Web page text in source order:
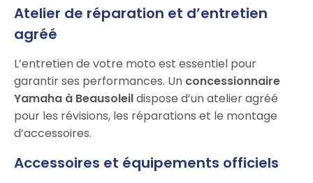
Atelier de réparation et d’entretien
agréé
L’entretien de votre moto est essentiel pour
garantir ses performances. Un concessionnaire
Yamaha à Beausoleildispose d’un atelier agréé
pour les révisions, les réparations et le montage
d’accessoires.
Accessoires et équipements officiels